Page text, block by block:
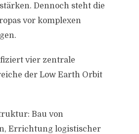
Dennoch steht die
vor komplexen
vier zentrale
der Low Earth Orbit
Bau von
Errichtung logistischer